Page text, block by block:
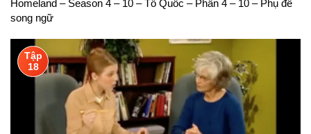
Homeland – Season 4 – 10 – Tổ Quốc – Phần 4 – 10 – Phụ đề
song ngữ
Tập
18